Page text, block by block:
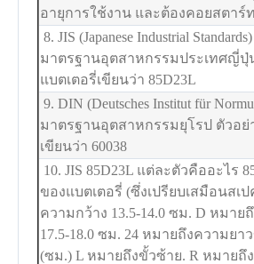
อายุการใช้งาน และต้องคอยสตาร์
8. JIS (Japanese Industrial
มาตรฐานอุตสาหกรรมประเทศญี่ปุ่
แบตเตอรี่เขียนว่า 85D23L
9. DIN (Deutsches Institut für
มาตรฐานอุตสาหกรรมยุโรป ตัวอย่
เขียนว่า 60038
10. JIS 85D23L แต่ละตัวคืออะไร
ของแบตเตอรี่ (ซึ่งเปรียบเสมือนสเ
ความกว้าง 13.5-14.0 ซม. D หมาย
17.5-18.0 ซม. 24 หมายถึงความยา
(ซม.) L หมายถึงขั้วซ้าย. R หมายถึ